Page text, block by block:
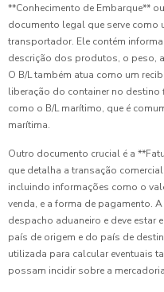
**Conhecimento de Embarque**
documento legal que serve como
transportador. Ele contém
descrição dos produtos, o peso,
O B/L também atua como um
liberação do container no destino
como o B/L marítimo, que é
marítima.
Outro documento crucial é a
que detalha a transação
incluindo informações como o
venda, e a forma de pagamento.
despacho aduaneiro e deve
país de origem e do país de
utilizada para calcular eventuais
possam incidir sobre a